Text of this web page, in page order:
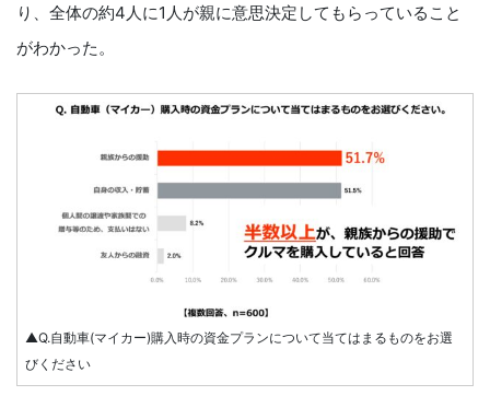
り、全体の約4人に1人が親に意思決定してもらっていること
がわかった。
▲Q.自動車(マイカー)購入時の資金プランについて当てはまるものをお選
びください